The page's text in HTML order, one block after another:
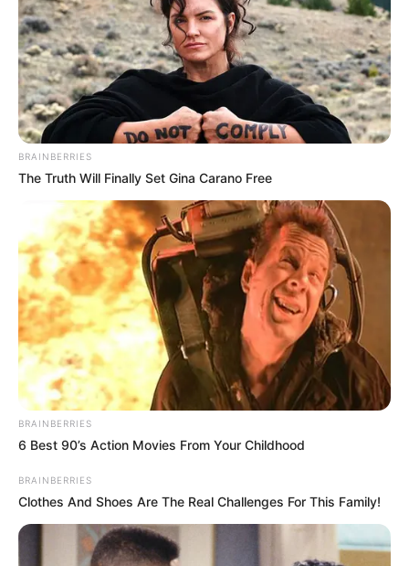
BRAINBERRIES
The Truth Will Finally Set Gina Carano Free
BRAINBERRIES
6 Best 90’s Action Movies From Your Childhood
BRAINBERRIES
Clothes And Shoes Are The Real Challenges For This Family!